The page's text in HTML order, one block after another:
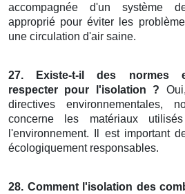
accompagnée d'un système
approprié pour éviter les
une circulation d'air saine.
27. Existe-t-il des normes
respecter pour l'isolation ?
directives environnementales,
concerne les matériaux
l'environnement. Il est important
écologiquement responsables.
28. Comment l'isolation des